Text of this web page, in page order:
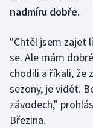
Florbal
Futsal
Golf
Gymnastika
Házená
nadmíru dobře.
"Chtěl jsem zajet
se. Ale mám
chodili a říkali, že
sezony, je vidět.
závodech,"
Březina.